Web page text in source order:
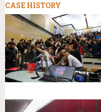
CASE HISTORY